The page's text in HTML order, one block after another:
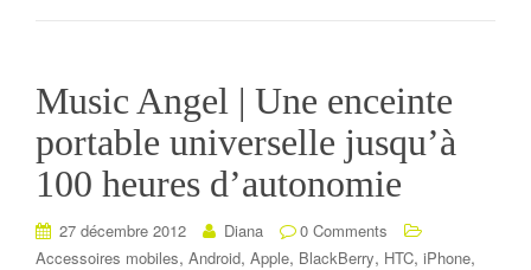
Music Angel | Une enceinte
portable universelle jusqu’à
100 heures d’autonomie
27 décembre 2012 Diana
0 Comments
Accessoires mobiles, Android, Apple, BlackBerry, HTC, iPhone,